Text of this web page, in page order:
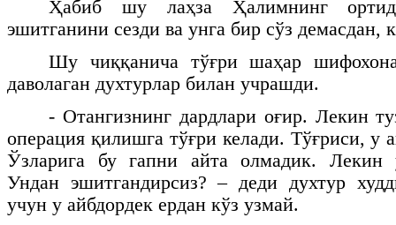
Ҳабиб шу лаҳза Ҳалимнинг
эшитганини сезди ва унга бир сўз демасдан,
Шу чиққанича тўғри шаҳар
даволаган духтурлар билан учрашди.
- Отангизнинг дардлари оғир. Лекин
операция қилишга тўғри келади. Тўғриси, у
Ўзларига бу гапни айта олмадик. Лекин
Ундан эшитгандирсиз? – деди духтур
учун у айбдордек ердан кўз узмай.